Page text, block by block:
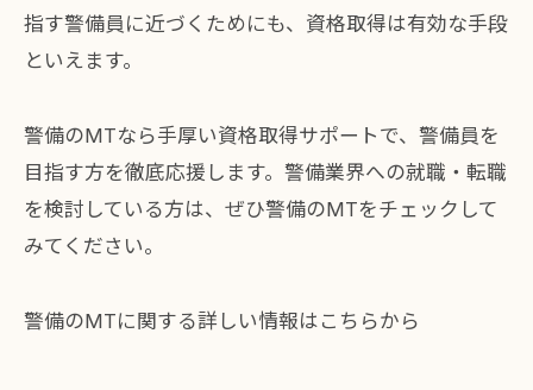
指す警備員に近づくためにも、資格取得は有効な手段
といえます。
警備のMTなら手厚い資格取得サポートで、警備員を
目指す方を徹底応援します。警備業界への就職・転職
を検討している方は、ぜひ警備のMTをチェックして
みてください。
警備のMTに関する詳しい情報は こちらから